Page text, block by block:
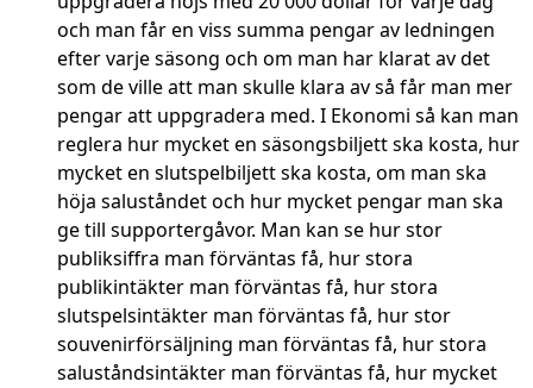
och man får en viss summa pengar av ledningen
efter varje säsong och om man har klarat av det
som de ville att man skulle klara av så får man mer
pengar att uppgradera med. I Ekonomi så kan man
reglera hur mycket en säsongsbiljett ska kosta, hur
mycket en slutspelbiljett ska kosta, om man ska
höja saluståndet och hur mycket pengar man ska
ge till supportergåvor. Man kan se hur stor
publiksiffra man förväntas få, hur stora
publikintäkter man förväntas få, hur stora
slutspelsintäkter man förväntas få, hur stor
souvenirförsäljning man förväntas få, hur stora
saluståndsintäkter man förväntas få, hur mycket